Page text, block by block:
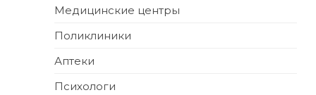
Медицинские центры
Поликлиники
Аптеки
Психологи